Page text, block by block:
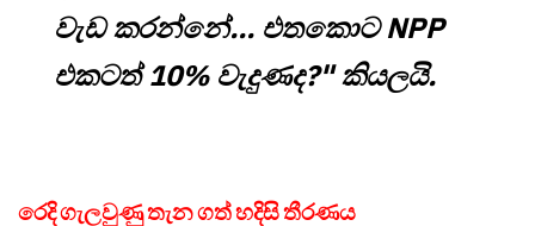
වැඩ කරන්නේ... එතකොට NPP
එකටත් 10% වැදුණද?" කියලයි.
රෙදි ගැලවුණු තැන ගත් හදිසි තීරණය